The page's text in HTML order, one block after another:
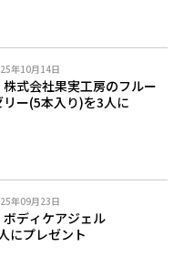
年10月14日
株式会社果実工房のフルー
ー(5本入り)を3人に
年09月23日
ボディケアジェル
にプレゼント